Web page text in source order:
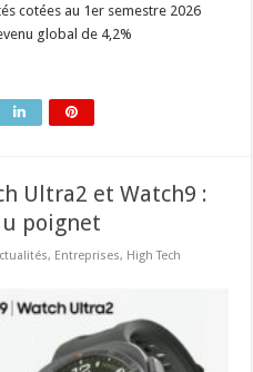
cotées au 1er semestre 2026
global de 4,2%
Ultra2 et Watch9 :
poignet
, Entreprises, High Tech